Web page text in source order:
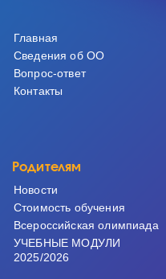
Главная
Сведения об ОО
Вопрос-ответ
Контакты
Родителям
Новости
Cтоимость обучения
Всероссийская олимпиада
УЧЕБНЫЕ МОДУЛИ
2025/2026